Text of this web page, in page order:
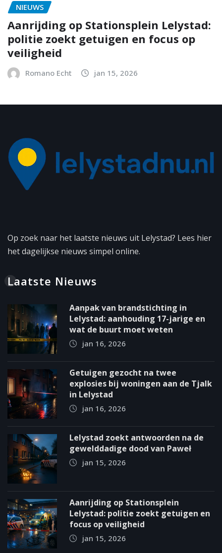
NIEUWS
Aanrijding op Stationsplein Lelystad:
politie zoekt getuigen en focus op
veiligheid
Romano Echt jan 15, 2026
Op zoek naar het laatste nieuws uit Lelystad? Lees hier
het dagelijkse nieuws simpel online.
Laatste Nieuws
Aanpak van brandstichting in
Lelystad: aanhouding 17-jarige en
wat de buurt moet weten
jan 16, 2026
Getuigen gezocht na twee
explosies bij woningen aan de Tjalk
in Lelystad
jan 16, 2026
Lelystad zoekt antwoorden na de
gewelddadige dood van Paweł
jan 15, 2026
Aanrijding op Stationsplein
Lelystad: politie zoekt getuigen en
focus op veiligheid
jan 15, 2026